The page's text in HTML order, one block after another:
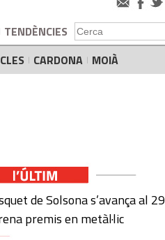
TENDÈNCIES
CARDONA MOIÀ
de Solsona s’avança al 29
premis en metàl·lic